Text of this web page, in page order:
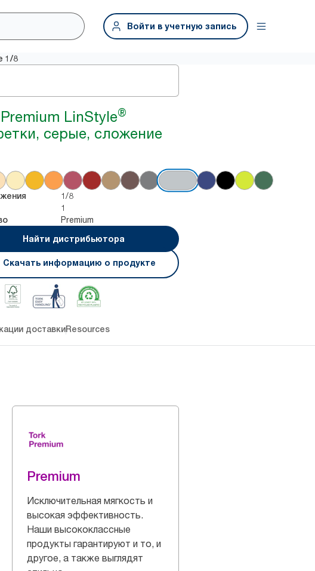
Войти в учетную запись
1/8
LinStyle®
серые, сложение
1/8
1
Premium
Найти дистрибьютора
Скачать информацию о продукте
доставкиResources
Premium
Исключительная мягкость и
высокая эффективность.
Наши высококлассные
продукты гарантируют и то, и
другое, а также выглядят